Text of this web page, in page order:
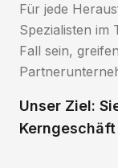
Für jede
Spezialisten im
Fall sein,
Unser Ziel: